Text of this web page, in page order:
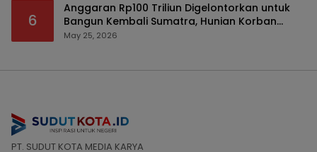
6
Anggaran Rp100 Triliun Digelontorkan untuk
Bangun Kembali Sumatra, Hunian Korban
Bencana Bakal Difokuskan
May 25, 2026
PT. SUDUT KOTA MEDIA KARYA